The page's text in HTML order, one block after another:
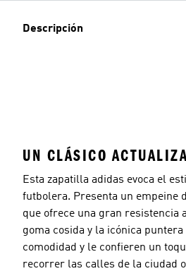
Descripción
UN CLÁSICO
Esta zapatilla adidas evoca el
futbolera. Presenta un empeine
que ofrece una gran resistencia
goma cosida y la icónica
comodidad y le confieren un
recorrer las calles de la ciudad